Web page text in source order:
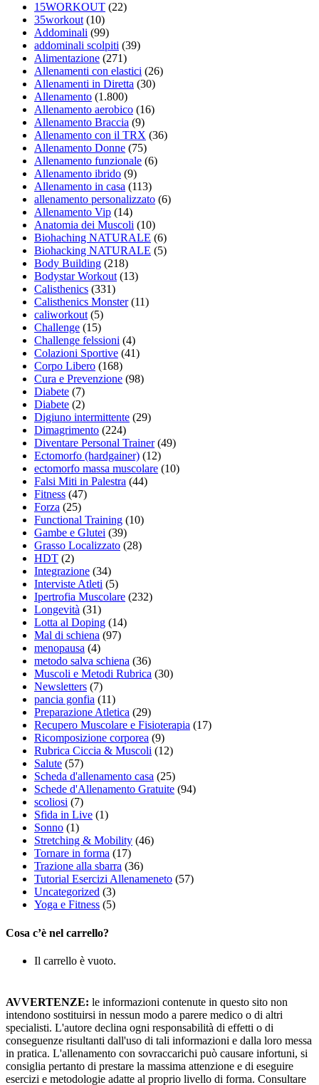
15WORKOUT (22)
35workout(10)
Addominali (99)
addominali scolpiti (39)
Alimentazione (271)
Allenamenti con elastici (26)
Allenamenti in Diretta (30)
Allenamento (1.800)
Allenamento aerobico (16)
Allenamento Braccia (9)
Allenamento con il TRX (36)
Allenamento Donne (75)
Allenamento funzionale (6)
Allenamento ibrido (9)
Allenamento in casa (113)
allenamento personalizzato (6)
Allenamento Vip (14)
Anatomia dei Muscoli (10)
Biohaching NATURALE (6)
Biohacking NATURALE (5)
Body Building (218)
Bodystar Workout(13)
Calisthenics (331)
Calisthenics Monster(11)
caliworkout(5)
Challenge (15)
Challenge felssioni (4)
Colazioni Sportive (41)
Corpo Libero (168)
Cura e Prevenzione (98)
Diabete (7)
Diabete (2)
Digiuno intermittente (29)
Dimagrimento (224)
Diventare Personal Trainer(49)
Ectomorfo (hardgainer) (12)
ectomorfo massa muscolare (10)
Falsi Miti in Palestra (44)
Fitness (47)
Forza (25)
Functional Training (10)
Gambe e Glutei (39)
Grasso Localizzato (28)
HDT (2)
Integrazione (34)
Interviste Atleti (5)
Ipertrofia Muscolare (232)
Longevità (31)
Lotta al Doping (14)
Mal di schiena (97)
menopausa (4)
metodo salva schiena (36)
Muscoli e Metodi Rubrica (30)
Newsletters (7)
pancia gonfia (11)
Preparazione Atletica (29)
Recupero Muscolare e Fisioterapia (17)
Ricomposizione corporea (9)
Rubrica Ciccia & Muscoli (12)
Salute (57)
Scheda d'allenamento casa (25)
Schede d'Allenamento Gratuite (94)
scoliosi (7)
Sfida in Live (1)
Sonno (1)
Stretching & Mobility (46)
Tornare in forma (17)
Trazione alla sbarra (36)
Tutorial Esercizi Allenameneto (57)
Uncategorized (3)
Yoga e Fitness (5)
Cosa c’è nel carrello?
Il carrello è vuoto.
AVVERTENZE: le informazioni contenute in questo sito non
intendono sostituirsi in nessun modo a parere medico o di altri
specialisti. L'autore declina ogni responsabilità di effetti o di
conseguenze risultanti dall'uso di tali informazioni e dalla loro messa
in pratica. L'allenamento con sovraccarichi può causare infortuni, si
consiglia pertanto di prestare la massima attenzione e di eseguire
esercizi e metodologie adatte al proprio livello di forma. Consultare